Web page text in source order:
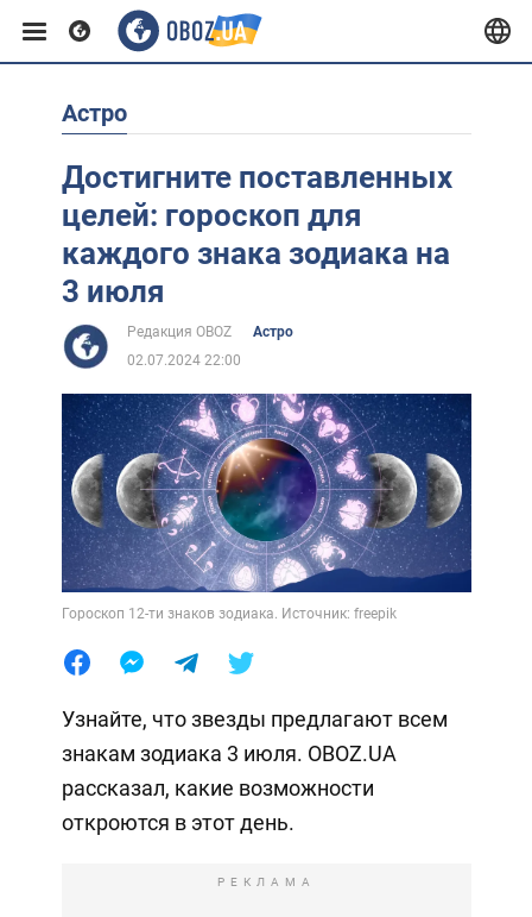
Европа
США
Азия
Африка
Жизнь
Лайфхаки
Астро
Достигните поставленных
целей: гороскоп для
каждого знака зодиака на
3 июля
Редакция OBOZ
Астро
02.07.2024 22:00
Гороскоп 12-ти знаков зодиака. Источник: freepik
Узнайте, что звезды предлагают всем
знакам зодиака 3 июля. OBOZ.UA
рассказал, какие возможности
откроются в этот день.
РЕКЛАМА